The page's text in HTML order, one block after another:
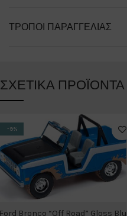
ΤΡΌΠΟΙ ΠΑΡΑΓΓΕΛΊΑΣ
ΣΧΕΤΙΚΆ ΠΡΟΪΌΝΤΑ
-9%
Bronco “Off Road” Gloss